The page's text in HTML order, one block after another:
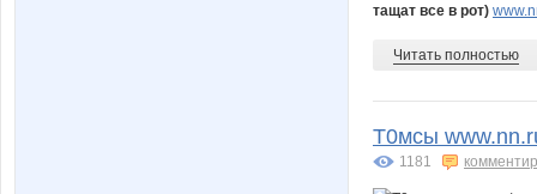
тащат все в рот)
Читать полностью
Т0мсы
1181